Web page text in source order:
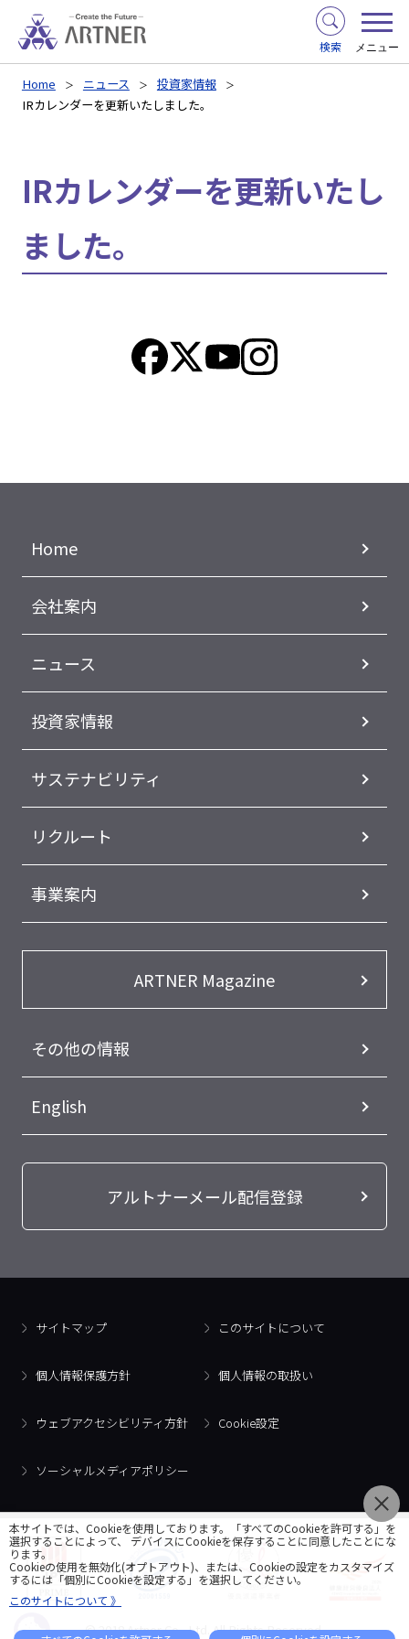
検索 メニュー
Home ニュース
投資家情報
IRカレンダーを更新いたしました。
IRカレンダーを更新いたし
ました。
Home
会社案内
ニュース
投資家情報
サステナビリティ
リクルート
事業案内
ARTNER Magazine
その他の情報
English
アルトナーメール配信登録
サイトマップ このサイトについて
個人情報保護方針 個人情報の取扱い
ウェブアクセシビリティ方針 Cookie設定
ソーシャルメディアポリシー
© 2018 Artner Co., Ltd. All Rights Reserved.
本サイトでは、Cookieを使用しております。「すべてのCookieを許可する」を
選択することによって、 デバイスにCookieを保存することに同意したことにな
ります。
Cookieの使用を無効化(オプトアウト)、または、Cookieの設定をカスタマイズ
するには「個別にCookieを設定する」を選択してください。
このサイトについて 》